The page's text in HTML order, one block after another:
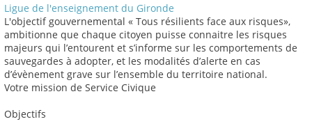
Ligue de l'enseignement du Gironde
L'objectif gouvernemental « Tous résilients face aux risques»,
ambitionne que chaque citoyen puisse connaitre les risques
majeurs qui l’entourent et s’informe sur les comportements de
sauvegardes à adopter, et les modalités d’alerte en cas
d’évènement grave sur l’ensemble du territoire national.
Votre mission de Service Civique
Objectifs